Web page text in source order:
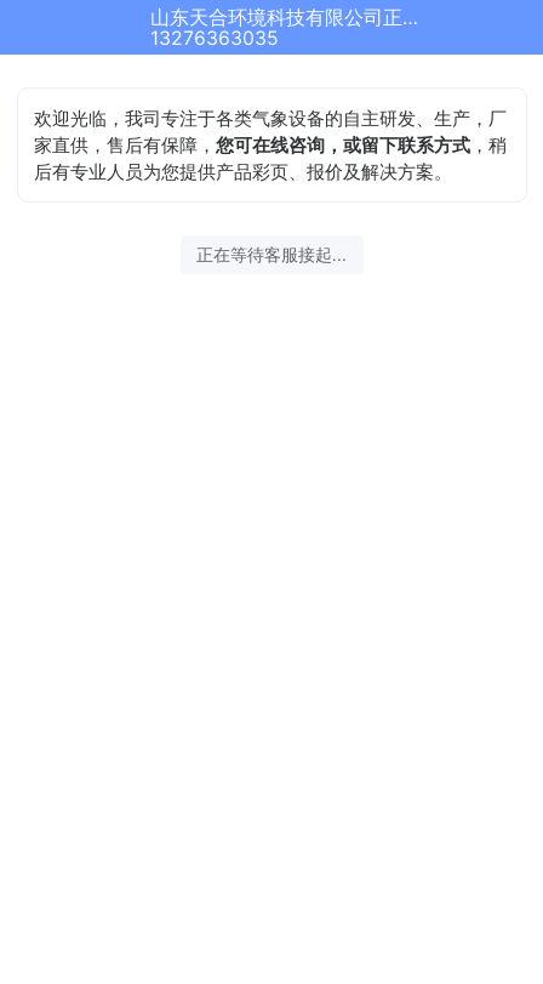
山东天合环境科技有限公司正在为您服务
13276363035
欢迎光临，我司专注于各类气象设备的自主研发、生产，厂
家直供，售后有保障，您可在线咨询，或留下联系方式 ，稍
后有专业人员为您提供产品彩页、报价及解决方案。
正在等待客服接起...